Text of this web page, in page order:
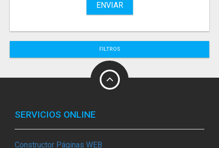
ENVIAR
FILTROS
SERVICIOS ONLINE
Constructor Páginas WEB